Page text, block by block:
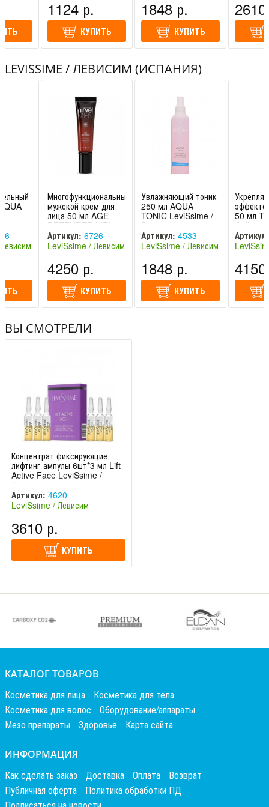
• Токоферол
Форма выпуска: 6 ампул по 3 мл
1124 р.
КУПИТЬ
1848 р.
КУПИТЬ
LEVISSIME / ЛЕВИСИМ (ИСПАНИЯ)
Многофункциональный
мужской крем для
лица 50 мл AGE
DEFENDER MEN
LeviSsime /
Левиссим
Артикул: 6726
LeviSsime / Левисим
4250 р.
КУПИТЬ
Увлажняющий тоник
250 мл AQUA
TONIC LeviSsime /
Левиссим
Артикул: 4533
LeviSsime / Левисим
1848 р.
КУПИТЬ
50 мл
Артикул:
ВЫ СМОТРЕЛИ
Концентрат фиксирующие
лифтинг-ампулы 6шт*3 мл Lift
Active Face LeviSsime /
Левиссим
Артикул: 4620
LeviSsime / Левисим
3610 р.
КУПИТЬ
КАТАЛОГ ТОВАРОВ
Косметика для лица
Косметика для тела
Косметика для волос
Оборудование/аппараты
Мезо препараты
Здоровье Карта сайта
ИНФОРМАЦИЯ
Как сделать заказ Доставка Оплата
Возврат
Публичная оферта
Политика обработки ПД